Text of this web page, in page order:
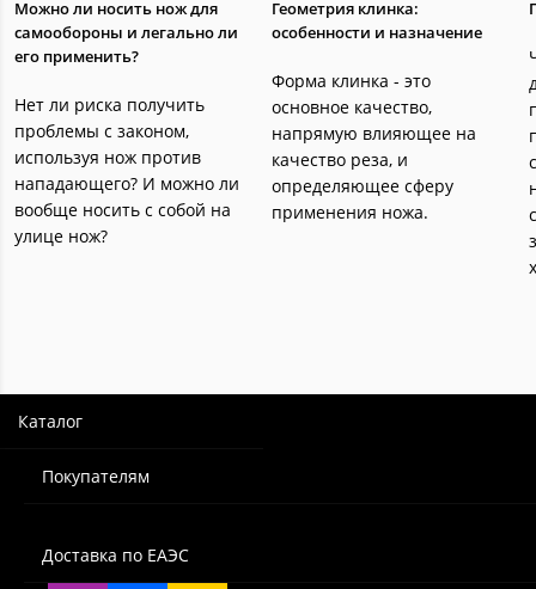
Можно ли носить нож для
самообороны и легально ли
его применить?
Нет ли риска получить
проблемы с законом,
используя нож против
нападающего? И можно ли
вообще носить с собой на
улице нож?
Геометрия клинка:
особенности и назначение
Форма клинка - это
основное качество,
напрямую влияющее на
качество реза, и
определяющее сферу
применения ножа.
Каталог
Покупателям
Доставка по ЕАЭС